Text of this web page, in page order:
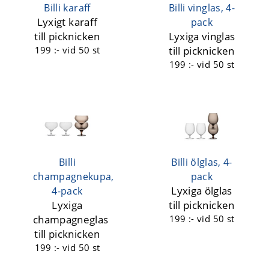
Billi karaff
Lyxigt karaff
till picknicken
199 :-vid 50 st
Billi vinglas, 4-
pack
Lyxiga vinglas
till picknicken
199 :-vid 50 st
Billi
champagnekupa,
4-pack
Lyxiga
champagneglas
till picknicken
199 :-vid 50 st
Billi ölglas, 4-
pack
Lyxiga ölglas
till picknicken
199 :-vid 50 st